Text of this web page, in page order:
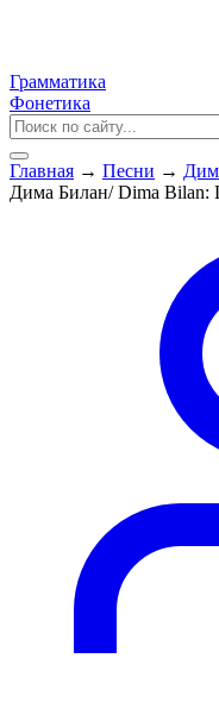
Грамматика
Фонетика
Главная → Песни →
Дима Билан/ Dima Bilan: